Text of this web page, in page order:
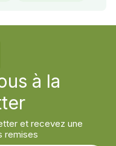
à la
et recevez une
remises